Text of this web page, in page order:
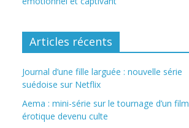
Articles récents
Journal d’une fille larguée : nouvelle série
suédoise sur Netflix
Aema : mini-série sur le tournage d’un film
érotique devenu culte